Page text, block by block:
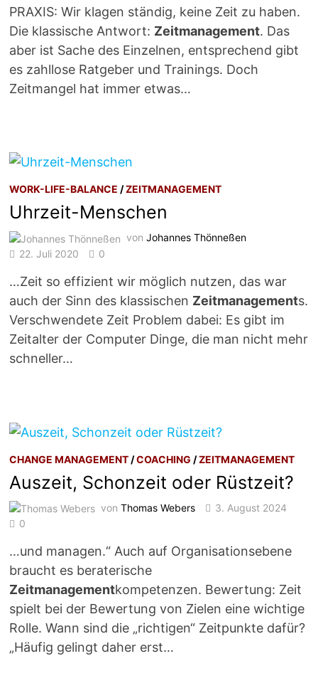
PRAXIS: Wir klagen ständig, keine Zeit zu haben.
Die klassische Antwort: Zeitmanagement. Das
aber ist Sache des Einzelnen, entsprechend gibt
es zahllose Ratgeber und Trainings. Doch
Zeitmangel hat immer etwas…
WORK-LIFE-BALANCE /ZEITMANAGEMENT
Uhrzeit-Menschen
vonJohannes Thönneßen
22. Juli 2020
0
…Zeit so effizient wir möglich nutzen, das war
auch der Sinn des klassischen Zeitmanagements.
Verschwendete Zeit Problem dabei: Es gibt im
Zeitalter der Computer Dinge, die man nicht mehr
schneller…
CHANGE MANAGEMENT /COACHING /ZEITMANAGEMENT
Auszeit, Schonzeit oder Rüstzeit?
vonThomas Webers
3. August 2024
0
…und managen.“ Auch auf Organisationsebene
braucht es beraterische
Zeitmanagementkompetenzen. Bewertung: Zeit
spielt bei der Bewertung von Zielen eine wichtige
Rolle. Wann sind die „richtigen“ Zeitpunkte dafür?
„Häufig gelingt daher erst…